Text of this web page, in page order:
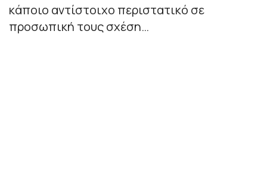
κάποιο αντίστοιχο περιστατικό σε
προσωπική τους σχέση…